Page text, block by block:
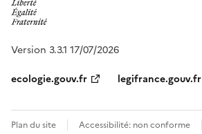
Version 3.3.1 17/07/2026
ecologie.gouv.fr
legifrance.gouv.fr
Plan du site Accessibilité: non conforme